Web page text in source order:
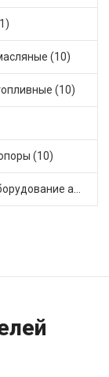
(10)
(10)
(10)
Электрооборудование автомобилей (12)